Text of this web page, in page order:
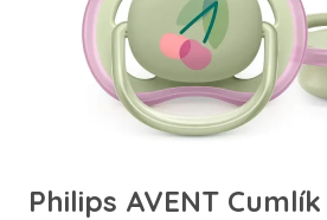
Philips AVENT